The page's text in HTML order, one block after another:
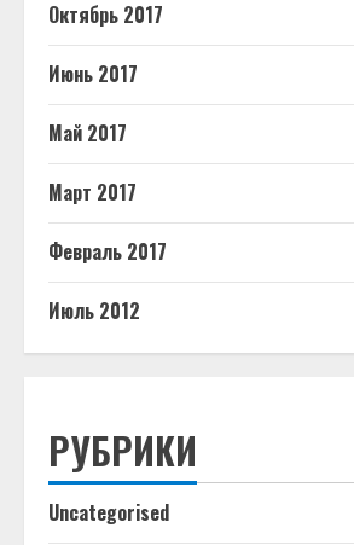
Октябрь 2017
Июнь 2017
Май 2017
Март 2017
Февраль 2017
Июль 2012
РУБРИКИ
Uncategorised